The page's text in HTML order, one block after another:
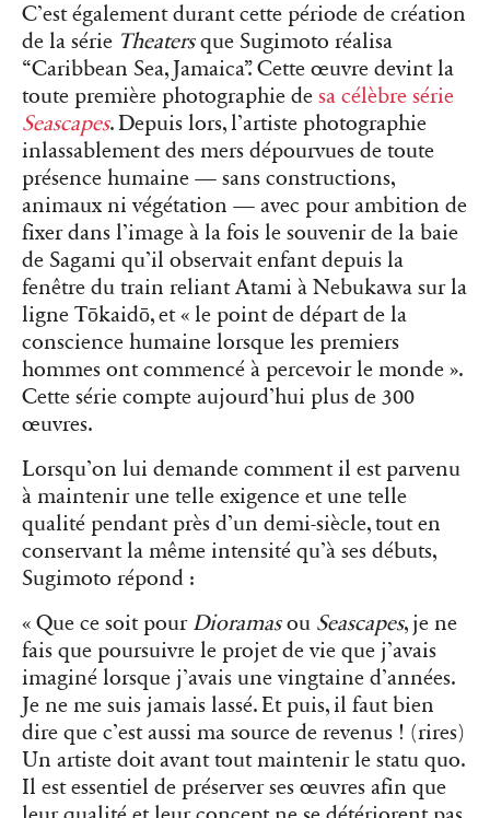
C’est également durant cette période de création
de la série Theatersque Sugimoto réalisa
“Caribbean Sea, Jamaica”. Cette œuvre devint la
toute première photographie de sa célèbre série
Seascapes. Depuis lors, l’artiste photographie
inlassablement des mers dépourvues de toute
présence humaine — sans constructions,
animaux ni végétation — avec pour ambition de
fixer dans l’image à la fois le souvenir de la baie
de Sagami qu’il observait enfant depuis la
fenêtre du train reliant Atami à Nebukawa sur la
ligne Tōkaidō, et « le point de départ de la
conscience humaine lorsque les premiers
hommes ont commencé à percevoir le monde ».
Cette série compte aujourd’hui plus de 300
œuvres.
Lorsqu’on lui demande comment il est parvenu
à maintenir une telle exigence et une telle
qualité pendant près d’un demi-siècle, tout en
conservant la même intensité qu’à ses débuts,
Sugimoto répond :
« Que ce soit pour Dioramasou Seascapes, je ne
fais que poursuivre le projet de vie que j’avais
imaginé lorsque j’avais une vingtaine d’années.
Je ne me suis jamais lassé. Et puis, il faut bien
dire que c’est aussi ma source de revenus ! (rires)
Un artiste doit avant tout maintenir le statu quo.
Il est essentiel de préserver ses œuvres afin que